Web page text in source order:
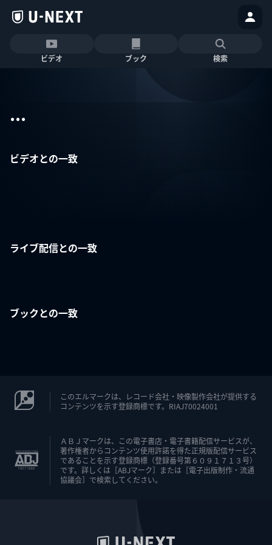
ビデオ ブック 検索
...
ビデオとの一致
ライブ配信との一致
ブックとの一致
このエルマークは、レコード会社・映像製作会社が提供する
コンテンツを示す登録商標です。RIAJ70024001
ＡＢＪマークは、この電子書店・電子書籍配信サービスが、
著作権者からコンテンツ使用許諾を得た正規版配信サービス
であることを示す登録商標（登録番号第６０９１７１３号）
です。詳しくは［ABJマーク］または［電子出版制作・流通
協議会］で検索してください。